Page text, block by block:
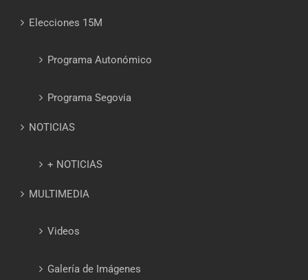
Elecciones 15M
Programa Autonómico
Programa Segovia
NOTICIAS
+ NOTICIAS
MULTIMEDIA
Videos
Galería de Imágenes